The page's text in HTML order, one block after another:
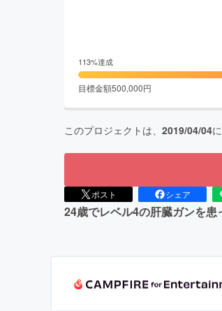
113%達成
目標金額500,000円
このプロジェクトは、 2019/04/04
ポスト シェア
24歳でレベル4の肝臓ガンを